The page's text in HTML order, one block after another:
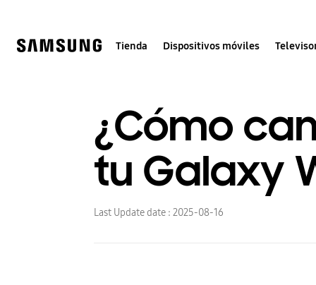
Tienda Dispositivos móviles
¿Cómo
tu Galaxy
Last Update date : 2025-08-16